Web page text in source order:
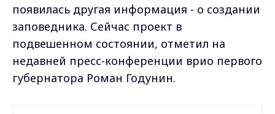
появилась другая информация - о создании
заповедника. Сейчас проект в
подвешенном состоянии, отметил на
недавней пресс-конференции врио первого
губернатора Роман Годунин.